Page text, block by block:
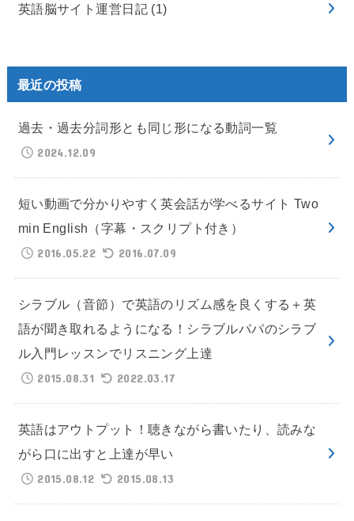
英語脳サイト運営日記 (1)
最近の投稿
過去・過去分詞形とも同じ形になる動詞一覧
2024.12.09
短い動画で分かりやすく英会話が学べるサイト Two
min English（字幕・スクリプト付き）
2016.05.22
2016.07.09
シラブル（音節）で英語のリズム感を良くする＋英
語が聞き取れるようになる！シラブルパパのシラブ
ル入門レッスンでリスニング上達
2015.08.31
2022.03.17
英語はアウトプット！聴きながら書いたり、読みな
がら口に出すと上達が早い
2015.08.12
2015.08.13